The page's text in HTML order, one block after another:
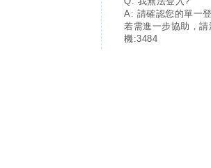
A: 請確認您的單一
若需進一步協助，
機:3484